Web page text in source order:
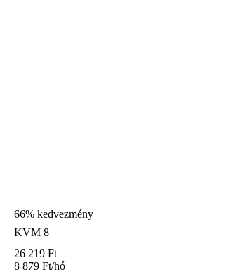
66% kedvezmény
KVM 8
26 219 Ft
8 879 Ft/hó